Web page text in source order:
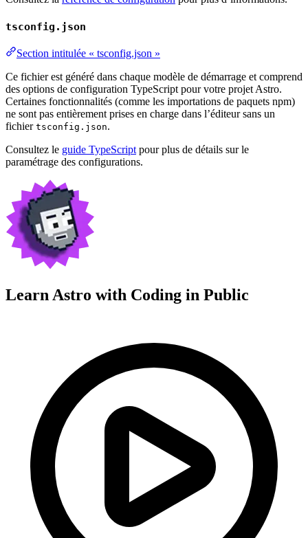
tsconfig.json
Section intitulée « tsconfig.json »
Ce fichier est généré dans chaque modèle de démarrage et comprend
des options de configuration TypeScript pour votre projet Astro.
Certaines fonctionnalités (comme les importations de paquets npm)
ne sont pas entièrement prises en charge dans l’éditeur sans un
fichier tsconfig.json.
Consultez le guide TypeScriptpour plus de détails sur le
paramétrage des configurations.
Learn Astro with Coding in Public